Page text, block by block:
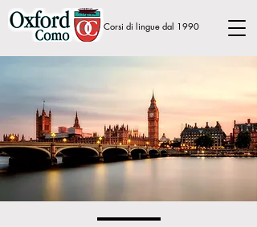
Corsi di lingue dal 1990